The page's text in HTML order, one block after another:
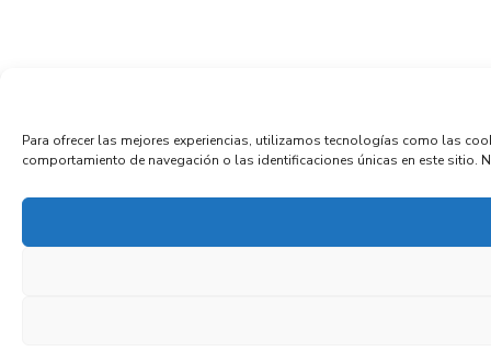
Para ofrecer las mejores experiencias, utilizamos tecnologías como las
comportamiento de navegación o las identificaciones únicas en este sitio.